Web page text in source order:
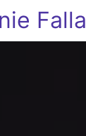
Falla